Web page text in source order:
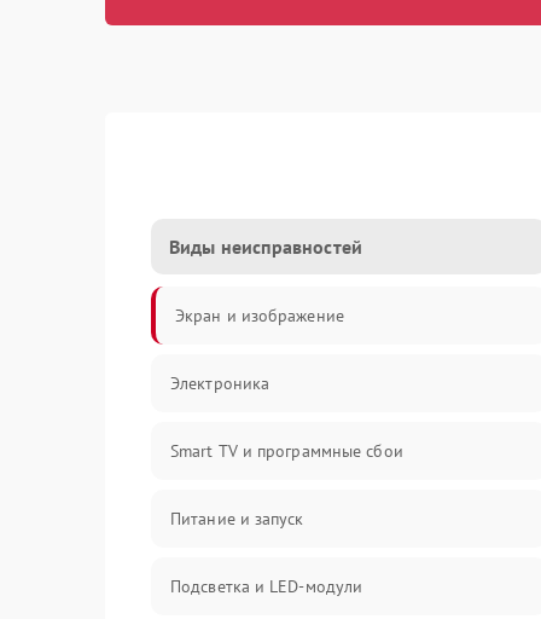
Виды неисправностей
Экран и изображение
Электроника
Smart TV и программные сбои
Питание и запуск
Подсветка и LED-модули